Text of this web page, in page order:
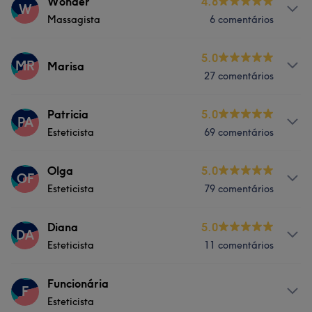
W
Massagista 6 comentários
Serviços
MR Marisa
5.0
27 comentários
Serviços
PA Patricia
Esteticista
5.0
69 comentários
Serviços
Tratamento Facial Tratamento de unhas
OF Olga
Esteticista
5.0
79 comentários
Serviços
Tratamento Facial
DA Diana
Esteticista
5.0
11 comentários
Serviços
F Funcionária
Esteticista